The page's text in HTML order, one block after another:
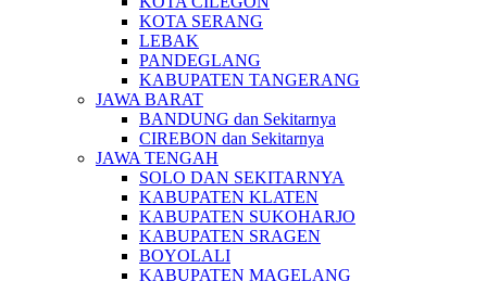
KOTA SERANG
LEBAK
PANDEGLANG
KABUPATEN TANGERANG
JAWA BARAT
BANDUNG dan Sekitarnya
CIREBON dan Sekitarnya
JAWA TENGAH
SOLO DAN SEKITARNYA
KABUPATEN KLATEN
KABUPATEN SUKOHARJO
KABUPATEN SRAGEN
BOYOLALI
KABUPATEN MAGELANG